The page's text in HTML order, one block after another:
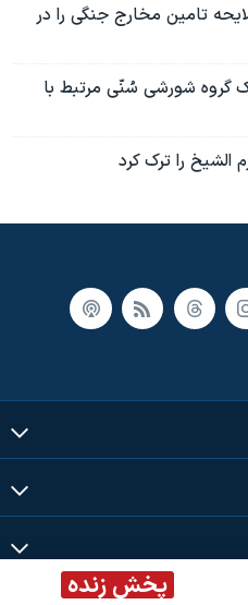
پخش زنده
تامين مخارج جنگی را در
گروه شورشی سُنّی مرتبط با
را ترک کرد